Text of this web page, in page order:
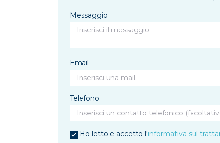
Messaggio
Email
Telefono
Ho letto e accetto l'informativa sul